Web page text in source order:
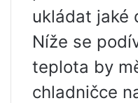
ukládat jaké
Níže se
teplota by
chladničce